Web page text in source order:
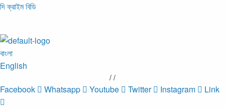
দি ক্রাইম বিডি
বাংলা
English
/ /
Facebook Whatsapp Youtube Twitter Instagram Link